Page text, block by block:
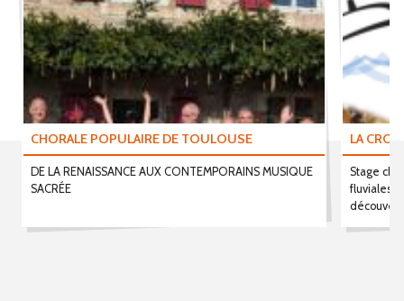
CHORALE POPULAIRE DE TOULOUSE
DE LA RENAISSANCE AUX CONTEMPORAINS MUSIQUE
SACRÉE
LA
Stage
fluviales